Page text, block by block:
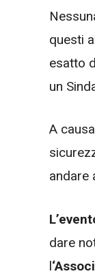
questi
esatto
un
A
andare
dare
l